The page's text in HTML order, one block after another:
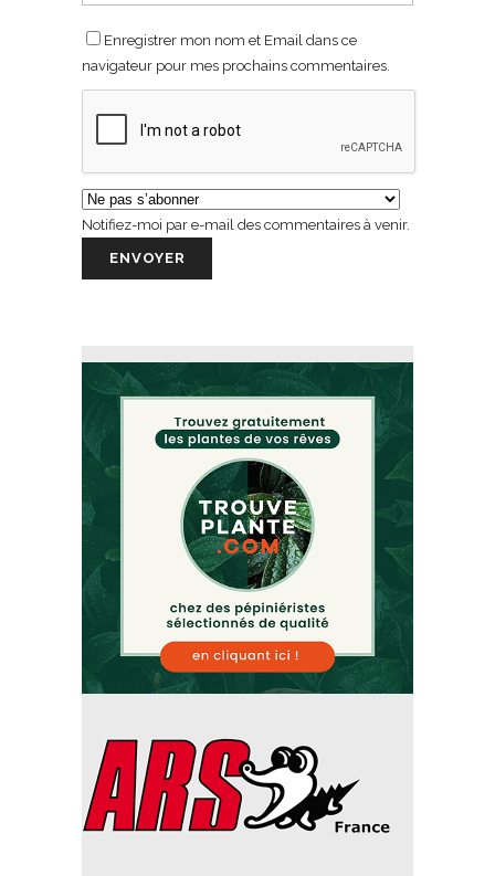
Enregistrer mon nom et Email dans ce
navigateur pour mes prochains commentaires.
Notifiez-moi par e-mail des commentaires à venir.